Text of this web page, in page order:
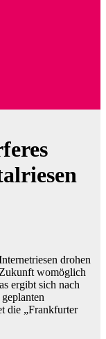
drohen
womöglich
ergibt sich nach
die „Frankfurter